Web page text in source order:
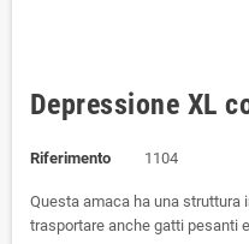
Depressione XL
Riferimento 1104
Questa amaca ha una
trasportare anche gatti pesanti